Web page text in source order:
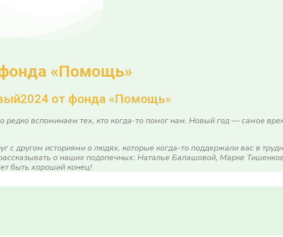
«Помощь»
от фонда «Помощь»
вспоминаем тех, кто когда-то помог нам. Новый год — самое
с другом историями о людях, которые когда-то поддержали вас в
о наших подопечных: Наталье Балашовой, Марке
быть хороший конец!